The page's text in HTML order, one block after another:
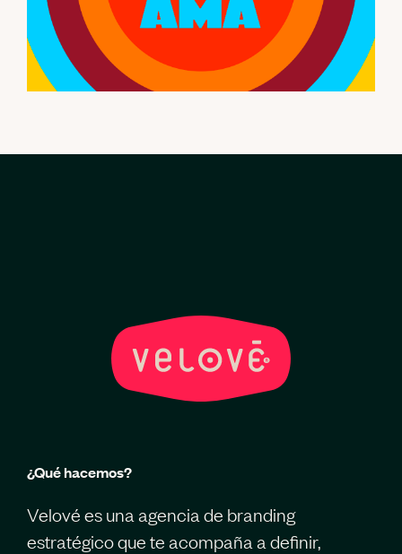
¿Qué hacemos?
Velové es una agencia de branding
estratégico que te acompaña a definir,